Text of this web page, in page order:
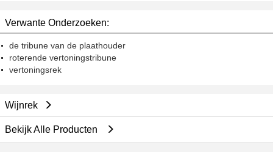
Verwante Onderzoeken:
de tribune van de plaathouder
roterende vertoningstribune
vertoningsrek
Wijnrek
Bekijk Alle Producten